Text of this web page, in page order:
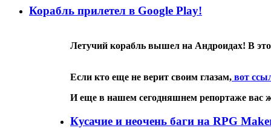
Корабль прилетел в Google Play!
Летучий корабль вышел на Андроидах! В
Если кто еще не верит своим глазам, вот
И еще в нашем сегодняшнем репортаже вас
Кусачие и неочень баги на RPG